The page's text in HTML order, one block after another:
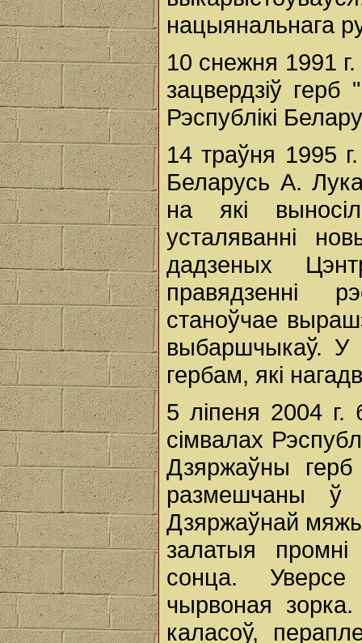
нацыянальнага
10 снежня 1991
зацвердзіў герб
Рэспублікі
14 траўня 1995 г.
Беларусь А.
на які
усталяванні
дадзеных
правядзенні
станоўчае
выбаршчыкаў. У
гербам, які
5 ліпеня 2004
сімвалах
Дзяржаўны герб
размешчаны ў
Дзяржаўнай мяжы
залатыя
сонца. Уверсе
чырвоная
каласоў,